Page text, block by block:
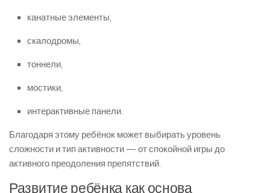
канатные элементы,
скалодромы,
тоннели,
мостики,
интерактивные панели.
Благодаря этому ребёнок может выбирать уровень
сложности и тип активности — от спокойной игры до
активного преодоления препятствий.
Развитие ребёнка как основа